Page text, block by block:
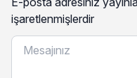
işaretlenmişlerdir